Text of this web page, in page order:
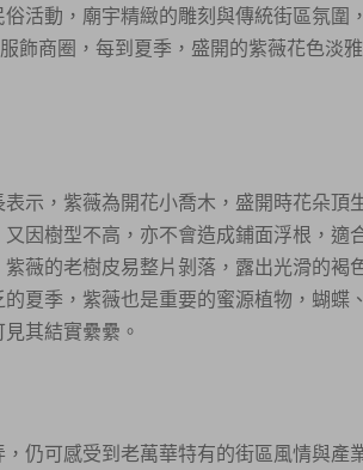
活動，廟宇精緻的雕刻與傳統街區氛
飾商圈，每到夏季，盛開的紫薇花色淡
示，紫薇為開花小喬木，盛開時花朵
因樹型不高，亦不會造成鋪面浮根，
薇的老樹皮易整片剝落，露出光滑的
的夏季，紫薇也是重要的蜜源植物，蝴
其結實纍纍。
仍可感受到老萬華特有的街區風情與